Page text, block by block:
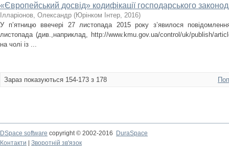
«Європейський досвід» кодифікації господарського
Ілларіонов, Олександр (Юрінком Інтер, 2016)
У п’ятницю ввечері 27 листопада 2015 року з’явилося
листопада (див.,наприклад, http://www.kmu.gov.ua/control/uk/publish/
на чолі із ...
Зараз показуються 154-173 з 178
DSpace software copyright © 2002-2016
DuraSpace
Контакти
Зворотній зв'язок